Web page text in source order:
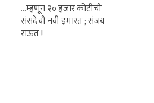
…म्हणून २० हजार कोटींची
संसदेची नवी इमारत ; संजय
राऊत !